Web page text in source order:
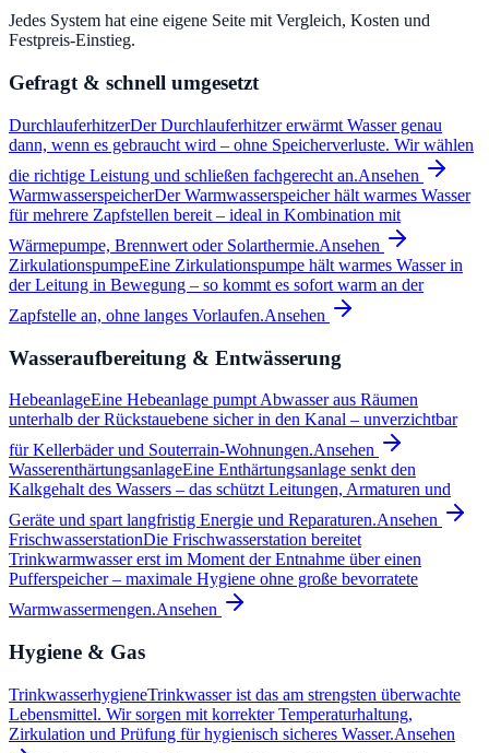
Jedes System hat eine eigene Seite mit Vergleich, Kosten und
Festpreis-Einstieg.
Gefragt & schnell umgesetzt
DurchlauferhitzerDer Durchlauferhitzer erwärmt Wasser genau
dann, wenn es gebraucht wird – ohne Speicherverluste. Wir wählen
die richtige Leistung und schließen fachgerecht an.Ansehen
WarmwasserspeicherDer Warmwasserspeicher hält warmes Wasser
für mehrere Zapfstellen bereit – ideal in Kombination mit
Wärmepumpe, Brennwert oder Solarthermie.Ansehen
ZirkulationspumpeEine Zirkulationspumpe hält warmes Wasser in
der Leitung in Bewegung – so kommt es sofort warm an der
Zapfstelle an, ohne langes Vorlaufen.Ansehen
Wasseraufbereitung & Entwässerung
HebeanlageEine Hebeanlage pumpt Abwasser aus Räumen
unterhalb der Rückstauebene sicher in den Kanal – unverzichtbar
für Kellerbäder und Souterrain-Wohnungen.Ansehen
WasserenthärtungsanlageEine Enthärtungsanlage senkt den
Kalkgehalt des Wassers – das schützt Leitungen, Armaturen und
Geräte und spart langfristig Energie und Reparaturen.Ansehen
FrischwasserstationDie Frischwasserstation bereitet
Trinkwarmwasser erst im Moment der Entnahme über einen
Pufferspeicher – maximale Hygiene ohne große bevorratete
Warmwassermengen.Ansehen
Hygiene & Gas
TrinkwasserhygieneTrinkwasser ist das am strengsten überwachte
Lebensmittel. Wir sorgen mit korrekter Temperaturhaltung,
Zirkulation und Prüfung für hygienisch sicheres Wasser.Ansehen